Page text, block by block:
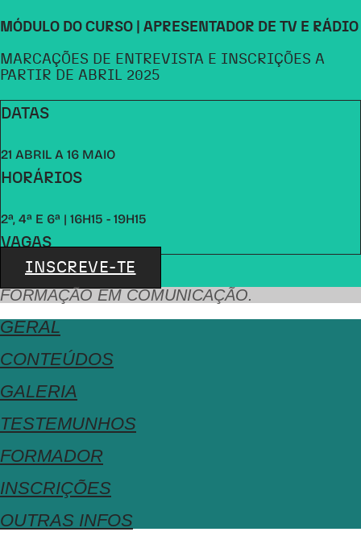
MÓDULO DO CURSO | APRESENTADOR DE TV E RÁDIO
MARCAÇÕES DE ENTREVISTA E INSCRIÇÕES A
PARTIR DE ABRIL 2025
DATAS
21 ABRIL A 16 MAIO
HORÁRIOS
2ª, 4ª E 6ª | 16H15 - 19H15
VAGAS
INSCREVE-TE
FORMAÇÃO EM COMUNICAÇÃO.
GERAL
CONTEÚDOS
GALERIA
TESTEMUNHOS
FORMADOR
INSCRIÇÕES
OUTRAS INFOS